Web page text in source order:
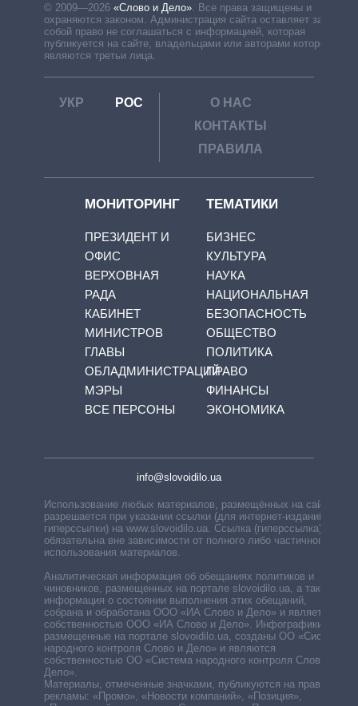
© 2009—2026 «Слово и Дело» Все права защищены и
охраняются законом. Администрация сайта оставляет за
собой право не соглашаться с информацией, которая
публикуется на сайте, владельцами или авторами которой
являются третьи лица.
УКР РОС
О НАС
КОНТАКТЫ
ПРАВИЛА
МОНИТОРИНГ
ПРЕЗИДЕНТ И
ОФИС
ВЕРХОВНАЯ
РАДА
КАБИНЕТ
МИНИСТРОВ
ГЛАВЫ
ОБЛАДМИНИСТРАЦИЙ
МЭРЫ
ВСЕ ПЕРСОНЫ
ТЕМАТИКИ
БИЗНЕС
КУЛЬТУРА
НАУКА
НАЦИОНАЛЬНАЯ
БЕЗОПАСНОСТЬ
ОБЩЕСТВО
ПОЛИТИКА
ПРАВО
ФИНАНСЫ
ЭКОНОМИКА
info@slovoidilo.ua
Использование любых материалов, размещённых на сайте,
разрешается при указании ссылки (для интернет-изданий —
гиперссылки) на www.slovoidilo.ua. Ссылка (гиперссылка)
обязательна вне зависимости от полного либо частичного
использования материалов.
Аналитическая информация об обещаниях политиков и
чиновников, размещенных на портале slovoidilo.ua, а также
информация о состоянии выполнения этих обещаний,
собрана и обработана ООО «ИА Слово и Дело» и является
собственностью ООО «ИА Слово и Дело». Инфографики,
размещенные на портале slovoidilo.ua, созданы ОО «Система
народного контроля Слово и Дело» и являются
собственностью ОО «Система народного контроля Слово и
Дело».
Материалы, отмеченные значками, публикуются на правах
рекламы: «Промо», «Новости компаний», «Позиция»,